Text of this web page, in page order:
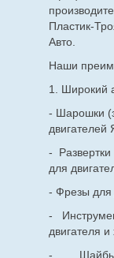
Пластик-
Авто.
Наши
1. Широкий
- Шарошки
-
для
- Фрезы для
-
двигателя
- Шайбы